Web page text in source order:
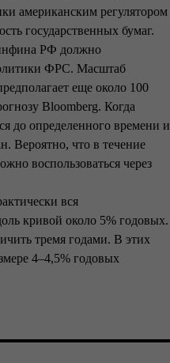
американским регулятором
государственных бумаг.
РФ должно
ФРС. Масштаб
еще около 100
Bloomberg. Когда
до определенного времени и
Вероятно, что в течение
воспользоваться через
вся
кривой около 5% годовых.
тремя годами. В этих
4–4,5% годовых